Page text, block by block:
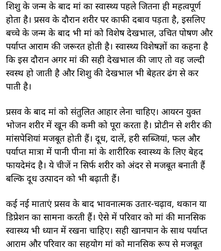
शिशु के जन्म के बाद मां का स्वास्थ्य पहले जितना ही महत्वपूर्ण
होता है। प्रसव के दौरान शरीर पर काफी दबाव पड़ता है, इसलिए
बच्चे के जन्म के बाद भी मां को विशेष देखभाल, उचित पोषण और
पर्याप्त आराम की जरूरत होती है। स्वास्थ्य विशेषज्ञों का कहना है
कि इस दौरान अगर मां की सही देखभाल की जाए तो वह जल्दी
स्वस्थ हो जाती है और शिशु की देखभाल भी बेहतर ढंग से कर
पाती है।
प्रसव के बाद मां को संतुलित आहार लेना चाहिए। आयरन युक्त
भोजन शरीर में खून की कमी को पूरा करता है। प्रोटीन से शरीर की
मांसपेशियां मजबूत होती हैं। दूध, दालें, हरी सब्जियां, फल और
पर्याप्त मात्रा में पानी पीना मां के शारीरिक स्वास्थ्य के लिए बेहद
फायदेमंद है। ये चीजें न सिर्फ शरीर को अंदर से मजबूत बनाती हैं
बल्कि दूध उत्पादन को भी बढ़ाती हैं।
कई नई माताएं प्रसव के बाद भावनात्मक उतार-चढ़ाव, थकान या
डिप्रेशन का सामना करती हैं। ऐसे में परिवार को मां की मानसिक
स्वास्थ्य भी ध्यान में रखना चाहिए। सही खानपान के साथ पर्याप्त
आराम और परिवार का सहयोग मां को मानसिक रूप से मजबूत